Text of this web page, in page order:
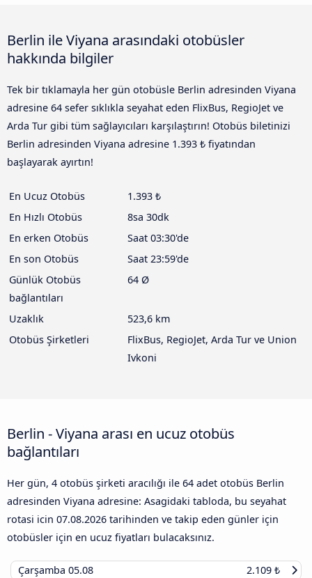
Berlin ile Viyana arasındaki otobüsler
hakkında bilgiler
Tek bir tıklamayla her gün otobüsle Berlin adresinden Viyana
adresine 64 sefer sıklıkla seyahat eden FlixBus, RegioJet ve
Arda Tur gibi tüm sağlayıcıları karşılaştırın! Otobüs biletinizi
Berlin adresinden Viyana adresine 1.393 ₺ fiyatından
başlayarak ayırtın!
En Ucuz Otobüs
1.393 ₺
En Hızlı Otobüs
8sa 30dk
En erken Otobüs
Saat 03:30'de
En son Otobüs
Saat 23:59'de
Günlük Otobüs
bağlantıları
64 Ø
Uzaklık
523,6 km
Otobüs Şirketleri
FlixBus, RegioJet, Arda Tur ve Union
Ivkoni
Berlin - Viyana arası en ucuz otobüs
bağlantıları
Her gün, 4 otobüs şirketi aracılığı ile 64 adet otobüs Berlin
adresinden Viyana adresine: Asagidaki tabloda, bu seyahat
rotasi icin 07.08.2026 tarihinden ve takip eden günler için
otobüsler için en ucuz fiyatları bulacaksınız.
Çarşamba 05.08
2.109 ₺